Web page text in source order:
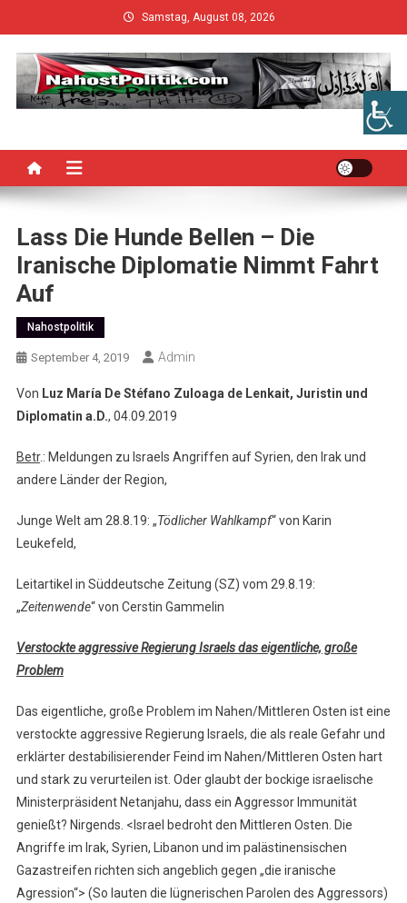
to
content
Samstag, August 08, 2026
Lass Die Hunde Bellen – Die
Iranische Diplomatie Nimmt Fahrt
Auf
Nahostpolitik
September 4, 2019 Admin
Von Luz María De Stéfano Zuloaga de Lenkait, Juristin und
Diplomatin a.D., 04.09.2019
Betr.: Meldungen zu Israels Angriffen auf Syrien, den Irak und
andere Länder der Region,
Junge Welt am 28.8.19: „Tödlicher Wahlkampf“ von Karin
Leukefeld,
Leitartikel in Süddeutsche Zeitung (SZ) vom 29.8.19:
„Zeitenwende“ von Cerstin Gammelin
Verstockte aggressive Regierung Israels das eigentliche, große
Problem
Das eigentliche, große Problem im Nahen/Mittleren Osten ist eine
verstockte aggressive Regierung Israels, die als reale Gefahr und
erklärter destabilisierender Feind im Nahen/Mittleren Osten hart
und stark zu verurteilen ist. Oder glaubt der bockige israelische
Ministerpräsident Netanjahu, dass ein Aggressor Immunität
genießt? Nirgends. <Israel bedroht den Mittleren Osten. Die
Angriffe im Irak, Syrien, Libanon und im palästinensischen
Gazastreifen richten sich angeblich gegen „die iranische
Agression“> (So lauten die lügnerischen Parolen des Aggressors)